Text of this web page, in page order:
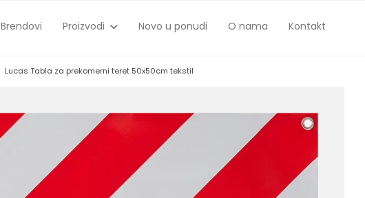
Brendovi Proizvodi Novo u ponudi O nama Kontakt
Lucas Tabla za prekomerni teret 50x50cm tekstil